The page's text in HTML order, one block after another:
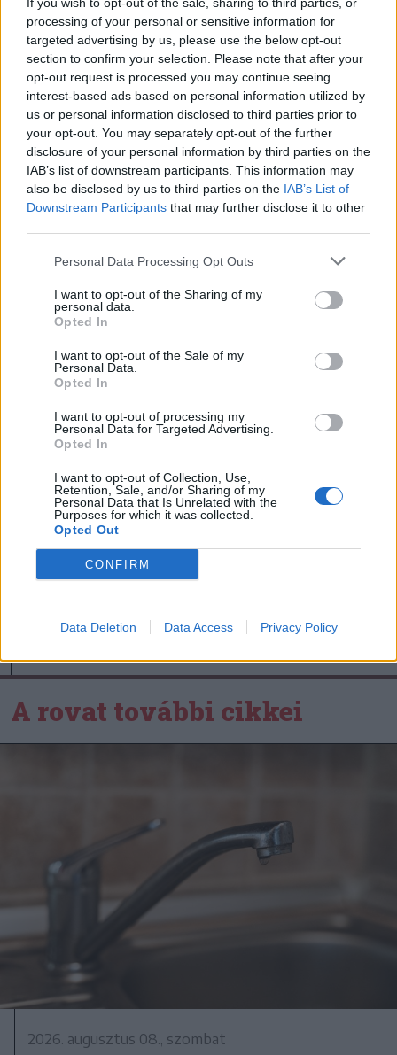
processing of your personal or sensitive information for
targeted advertising by us, please use the below opt-out
section to confirm your selection. Please note that after your
opt-out request is processed you may continue seeing
interest-based ads based on personal information utilized by
us or personal information disclosed to third parties prior to
your opt-out. You may separately opt-out of the further
disclosure of your personal information by third parties on the
IAB’s list of downstream participants. This information may
also be disclosed by us to third parties on the IAB’s List of
Downstream Participants that may further disclose it to other
Personal Data Processing Opt Outs
I want to opt-out of the Sharing of my
personal data.
Opted In
I want to opt-out of the Sale of my
Personal Data.
Opted In
I want to opt-out of processing my
Personal Data for Targeted Advertising.
Opted In
I want to opt-out of Collection, Use,
Retention, Sale, and/or Sharing of my
Personal Data that Is Unrelated with the
Purposes for which it was collected.
Opted Out
CONFIRM
Data Deletion Data Access Privacy Policy
kétéves gyerek keze, a
tűzoltókra is szükség volt a
műtőben
Székely Sport
A gól már összejött, az
áttörés még nem az FK-nak
(videóval)
Krónika
Putyin egy NATO-tagállam
megtámadására készül az
amerikai hírszerzés szerint
Székely Sport
haza Kőszegről a Godako
Nőileg
B. Máthé Zsuzsa: Az élet
epilepsziámmal
A rovat további cikkei
2026. augusztus 08., szombat